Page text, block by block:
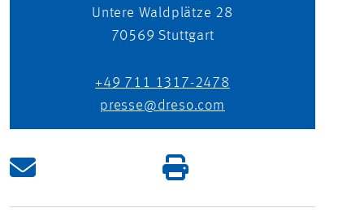
Untere Waldplätze 28
70569 Stuttgart
+49 711 1317-2478
presse@dreso.com